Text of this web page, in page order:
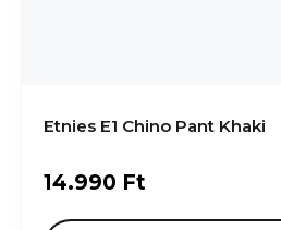
Etnies E1 Chino Pant Khaki
14.990 Ft